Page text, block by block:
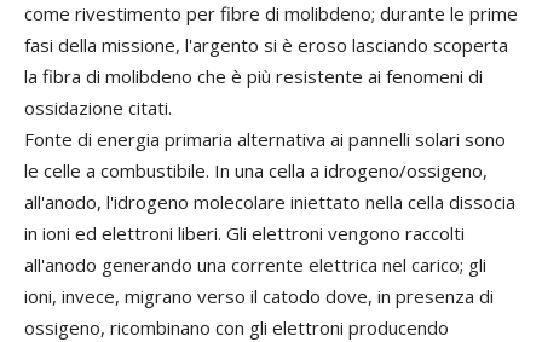
come rivestimento per fibre di molibdeno; durante le prime
fasi della missione, l'argento si è eroso lasciando scoperta
la fibra di molibdeno che è più resistente ai fenomeni di
ossidazione citati.
Fonte di energia primaria alternativa ai pannelli solari sono
le celle a combustibile. In una cella a idrogeno/ossigeno,
all'anodo, l'idrogeno molecolare iniettato nella cella dissocia
in ioni ed elettroni liberi. Gli elettroni vengono raccolti
all'anodo generando una corrente elettrica nel carico; gli
ioni, invece, migrano verso il catodo dove, in presenza di
ossigeno, ricombinano con gli elettroni producendo